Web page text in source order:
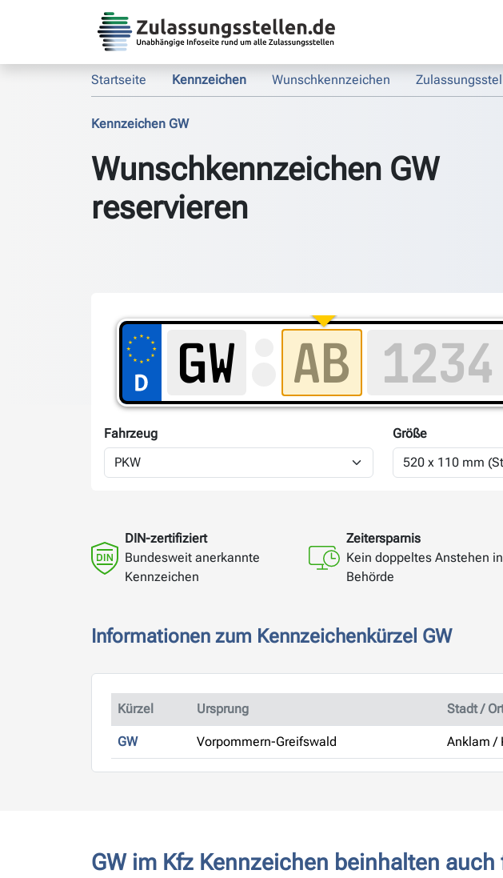
Startseite Kennzeichen Wunschkennzeichen
Kennzeichen GW
Wunschkennzeichen GW
reservieren
Fahrzeug Größe
DIN-zertifiziert
Bundesweit anerkannte
Kennzeichen
Zeitersparnis
Kein doppeltes Anstehen
Behörde
Informationen zum Kennzeichenkürzel GW
Kürzel Ursprung Stadt /
GW Vorpommern-Greifswald Anklam /
GW im Kfz Kennzeichen beinhalten